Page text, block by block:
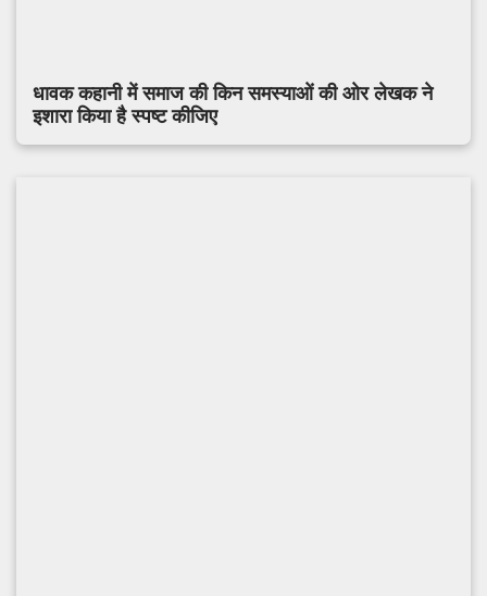
धावक कहानी में समाज की किन समस्याओं की ओर लेखक ने
इशारा किया है स्पष्ट कीजिए